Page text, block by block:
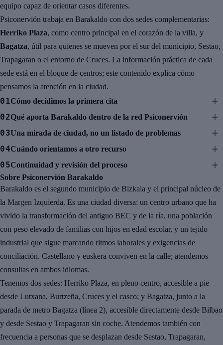
equipo capaz de orientar casos diferentes.
Psiconervión trabaja en Barakaldo con dos sedes complementarias:
Herriko Plaza, como centro principal en el corazón de la villa, y
Bagatza, útil para quienes se mueven por el sur del municipio, Sestao,
Trapagaran o el entorno de Cruces. La información práctica de cada
sede está en el bloque de centros; este contenido explica cómo
pensamos la atención en la ciudad.
01Cómo decidimos la primera cita
02Qué aporta Barakaldo dentro de la red Psiconervión
03Una mirada de ciudad, no un listado de problemas
04Cuándo orientamos a otro recurso
05Continuidad y revisión del proceso
Sobre Psiconervión Barakaldo
Barakaldo es el segundo municipio de Bizkaia y el principal núcleo de
la Margen Izquierda. Es una ciudad diversa: un centro urbano que ha
vivido la transformación del antiguo BEC y de la ría, una población
con peso elevado de familias con hijos en edad escolar, y un tejido
industrial que sigue marcando ritmos laborales y exigencias de
conciliación. Castellano y euskera conviven en la calle; atendemos
consultas en ambos idiomas.
Tenemos dos sedes: Herriko Plaza, en pleno centro, accesible a pie
desde Lutxana, Burtzeña, Cruces y el casco; y Bagatza, junto a la
parada de metro Bagatza (línea 2), accesible directamente desde Bilbao
y desde Sestao y Trapagaran sin coche. Atendemos también con
frecuencia a personas que se desplazan desde Sestao, Trapagaran,